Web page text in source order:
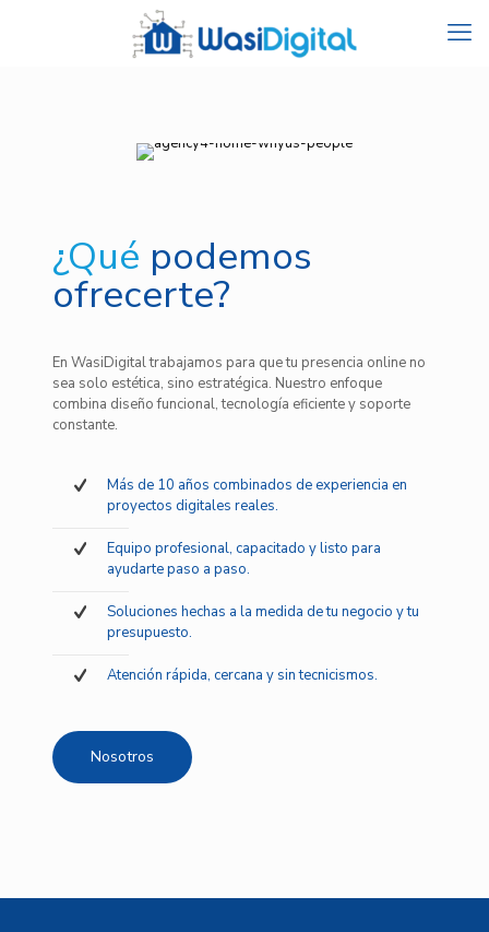
¿Qué podemos
ofrecerte?
En WasiDigital trabajamos para que tu presencia online no
sea solo estética, sino estratégica. Nuestro enfoque
combina diseño funcional, tecnología eficiente y soporte
constante.
Más de 10 años combinados de experiencia en
proyectos digitales reales.
Equipo profesional, capacitado y listo para
ayudarte paso a paso.
Soluciones hechas a la medida de tu negocio y tu
presupuesto.
Atención rápida, cercana y sin tecnicismos.
Nosotros